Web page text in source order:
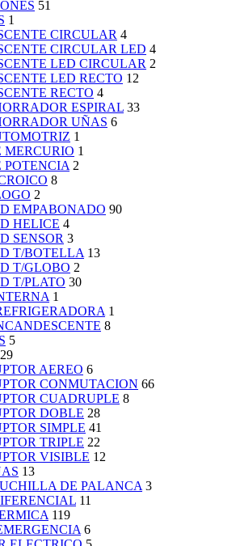
51
1
CIRCULAR 4
CIRCULAR LED 4
LED CIRCULAR 2
LED RECTO 12
RECTO 4
ESPIRAL 33
UÑAS 6
1
MERCURIO 1
POTENCIA 2
8
2
EMPABONADO 90
HELICE 4
SENSOR 3
T/BOTELLA 13
T/GLOBO 2
T/PLATO 30
1
1
8
5
29
AEREO 6
CONMUTACION 66
CUADRUPLE 8
DOBLE 28
SIMPLE 41
TRIPLE 22
VISIBLE 12
13
DE PALANCA 3
11
119
6